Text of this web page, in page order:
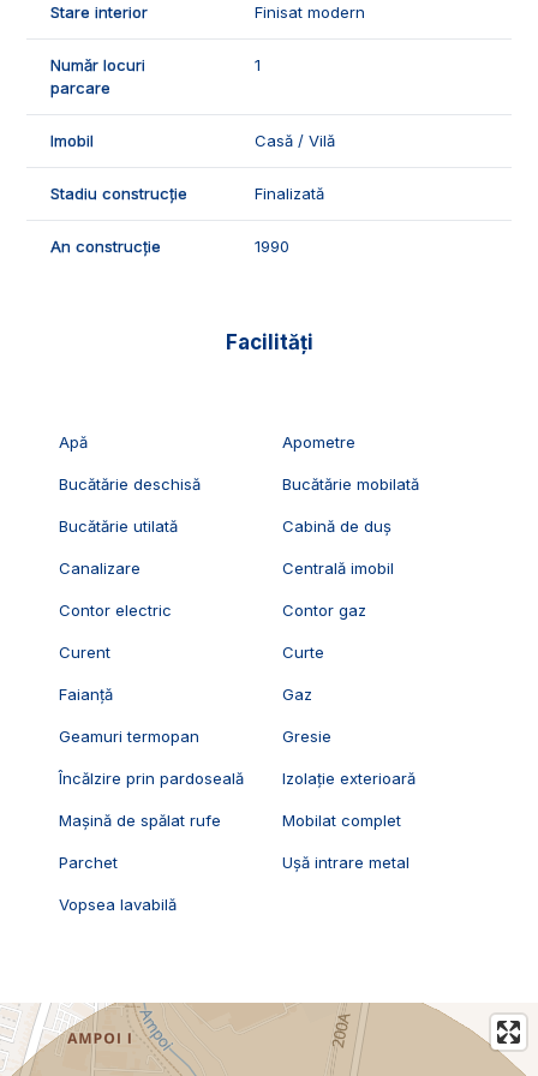
ID Exclusiv - 2229933
Stare interior Finisat modern
Număr locuri
parcare
1
Imobil Casă / Vilă
Stadiu construcție Finalizată
An construcție 1990
Facilități
Apă Apometre
Bucătărie deschisă Bucătărie mobilată
Bucătărie utilată Cabină de duș
Canalizare Centrală imobil
Contor electric Contor gaz
Curent Curte
Faianță Gaz
Geamuri termopan Gresie
Încălzire prin pardoseală Izolație exterioară
Mașină de spălat rufe Mobilat complet
Parchet Ușă intrare metal
Vopsea lavabilă